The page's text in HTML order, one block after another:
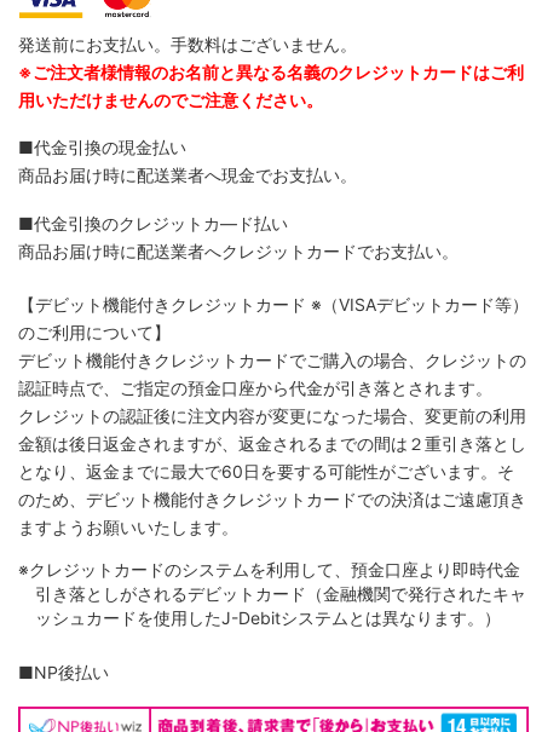
発送前にお支払い。手数料はございません。
※ご注文者様情報のお名前と異なる名義のクレジットカードはご利
用いただけませんのでご注意ください。
■代金引換の現金払い
商品お届け時に配送業者へ現金でお支払い。
■代金引換のクレジットカ―ド払い
商品お届け時に配送業者へクレジットカードでお支払い。
【デビット機能付きクレジットカード ※（VISAデビットカード等）
のご利用について】
デビット機能付きクレジットカードでご購入の場合、クレジットの
認証時点で、ご指定の預金口座から代金が引き落とされます。
クレジットの認証後に注文内容が変更になった場合、変更前の利用
金額は後日返金されますが、返金されるまでの間は２重引き落とし
となり、返金までに最大で60日を要する可能性がございます。そ
のため、デビット機能付きクレジットカードでの決済はご遠慮頂き
ますようお願いいたします。
※クレジットカードのシステムを利用して、預金口座より即時代金
引き落としがされるデビットカード（金融機関で発行されたキャ
ッシュカードを使用したJ-Debitシステムとは異なります。）
■NP後払い